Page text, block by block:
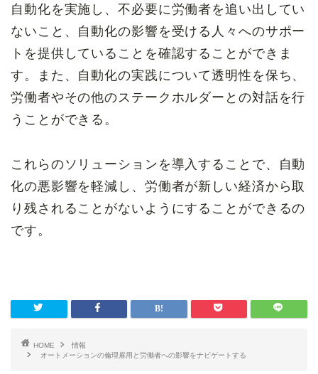
自動化を実施し、不必要に労働者を追い出してい
ないこと、自動化の影響を受ける人々へのサポー
トを提供していることを確認することができま
す。また、自動化の実践について透明性を保ち、
労働者やその他のステークホルダーとの対話を行
うことができる。
これらのソリューションを導入することで、自動
化の悪影響を軽減し、労働者が新しい経済から取
り残されることがないようにすることができるの
です。
HOME
情報
オートメーションの倫理雇用と労働者への影響をナビゲートする